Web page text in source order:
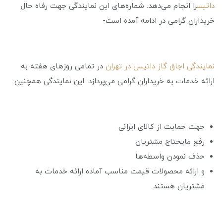
داتیسرا انجام می‌دهد. شماره‌های این نمایندگی جهت رفاه حال
خریداران گرامی در ادامه آمده است-
نمایندگی اجاق گاز داتیس در تهران در تمامی روزهای هفته به
ارائه خدمات به خریداران گرامی می‌پردازد. این نمایندگی همچنین:
جهت حمایت از کالای ایرانی
رفع مایحتاج مشتریان
حذف نمودن واسطه‌ها
و ارائه محصولات قیمت مناسب آماده ارائه خدمات به
مشتریان هستند.